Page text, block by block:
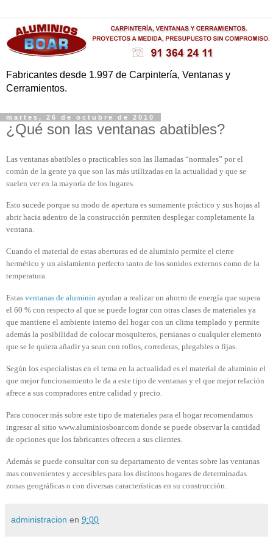
Fabricantes desde 1.997 de Carpintería, Ventanas y
Cerramientos.
martes, 26 de octubre de 2010
¿Qué son las ventanas abatibles?
Las ventanas abatibles o practicables son las llamadas “normales” por el
común de la gente ya que son las más utilizadas en la actualidad y que se
suelen ver en la mayoría de los lugares.
Esto sucede porque su modo de apertura es sumamente práctico y sus hojas al
abrir hacia adentro de la construcción permiten desplegar completamente la
ventana.
Cuando el material de estas aberturas ed de aluminio permite el cierre
hermético y un aislamiento perfecto tanto de los sonidos externos como de la
temperatura.
Estas ventanas de aluminio ayudan a realizar un ahorro de energía que supera
el 60 % con respecto al que se puede lograr con otras clases de materiales ya
que mantiene el ambiente interno del hogar con un clima templado y permite
además la posibilidad de colocar mosquiteros, persianas o cualquier elemento
que se le quiera añadir ya sean con rollos, correderas, plegables o fijas.
Según los especialistas en el tema en la actualidad es el material de aluminio el
que mejor funcionamiento le da a este tipo de ventanas y el que mejor relación
afrece a sus compradores entre calidad y precio.
Para conocermás sobre este tipo de materiales para el hogar recomendamos
ingresar al sitio www.aluminiosboar.com donde se puede observar la cantidad
de opciones que los fabricantes ofrecen a sus clientes.
Además se puede consultar con su departamento de ventas sobre las ventanas
mas convenientes y accesibles para los distintos hogares de determinadas
zonas geográficas o con diversas características en su construcción.
administracion en 9:00